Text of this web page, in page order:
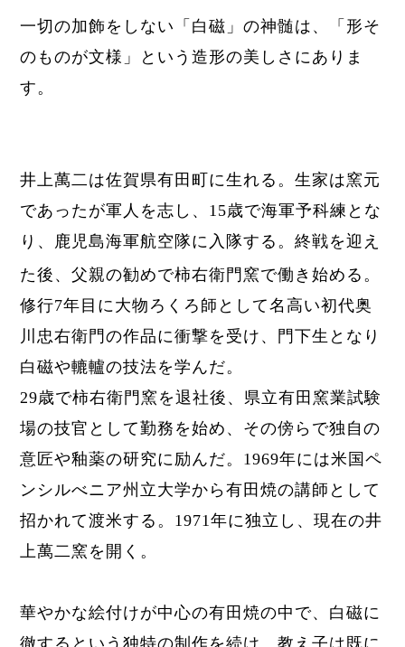
一切の加飾をしない「白磁」の神髄は、「形そ
のものが文様」という造形の美しさにありま
す。
井上萬二は佐賀県有田町に生れる。生家は窯元
であったが軍人を志し、 15歳で海軍予科練とな
り、 鹿児島海軍航空隊に入隊する。終戦を迎え
た後、父親の勧めで柿右衛門窯で働き始める。
修行7年目に大物ろくろ師として名高い初代奥
川忠右衛門の作品に衝撃を受け、門下生となり
白磁や轆轤の技法を学んだ。
29歳で柿右衛門窯を退社後、県立有田窯業試験
場の技官として勤務を始め、その傍らで独自の
意匠や釉薬の研究に励んだ。1969年には米国ペ
ンシルべニア州立大学から有田焼の講師として
招かれて渡米する。 1971年に独立し、現在の井
上萬二窯を開く。
華やかな絵付けが中心の有田焼の中で、白磁に
徹するという独特の制作を続け、教え子は既に